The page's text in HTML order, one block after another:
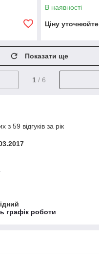
В наявності
Ціну уточнюйте
Показати ще
1 / 6
з 59 відгуків за рік
графік роботи